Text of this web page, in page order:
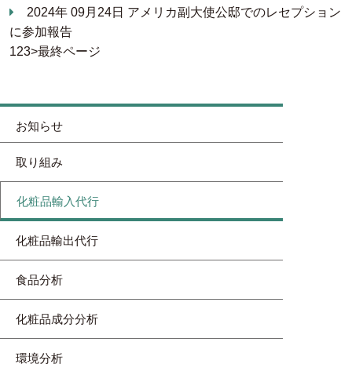
お知らせ
取り組み
化粧品輸入代行
化粧品輸出代行
食品分析
化粧品成分分析
環境分析
2024年 09月24日 アメリカ副大使公邸でのレセプション
に参加報告
123>最終ページ